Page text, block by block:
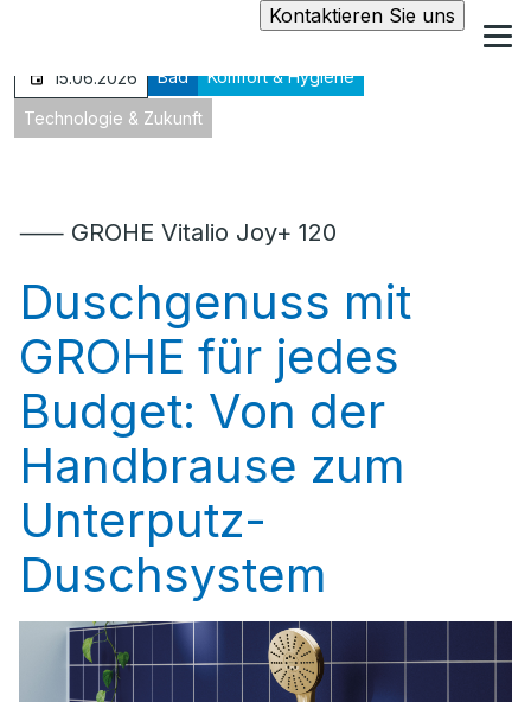
Kontaktieren Sie uns
15.06.2026 Bad Komfort & Hygiene
Technologie & Zukunft
⸺ GROHE Vitalio Joy+ 120
Duschgenuss mit
GROHE für jedes
Budget: Von der
Handbrause zum
Unterputz-
Duschsystem